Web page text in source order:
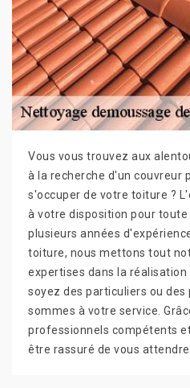
Vous vous trouvez aux
à la recherche d'un couvreur
s'occuper de votre toiture ?
à votre disposition pour toute
plusieurs années
toiture, nous mettons tout
expertises dans la réalisation
soyez des particuliers ou
sommes à votre service.
professionnels compétents
être rassuré de vous